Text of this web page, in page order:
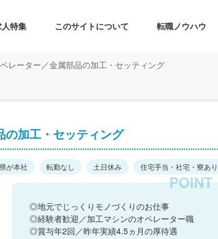
特集 このサイトについて 転職ノウハウ
レーター／金属部品の加工・セッティング
の加工・セッティング
が本社 転勤なし 土日休み 住宅手当・社宅・寮あり
◎地元でじっくりモノづくりのお仕事
◎経験者歓迎／加工マシンのオペレーター職
◎賞与年2回／昨年実績4.5ヵ月の厚待遇